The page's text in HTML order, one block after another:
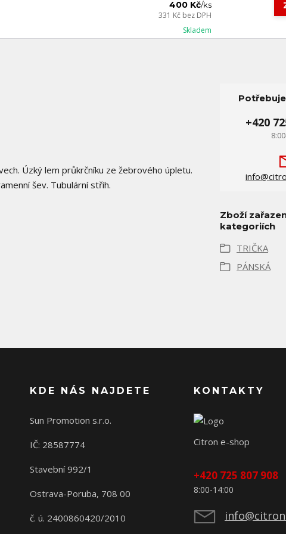
400 Kč/ks
331 Kč bez DPH
Skladem
Úzký lem průkrčníku ze žebrového úpletu.
šev. Tubulární střih.
+420
Zboží
kategoriích
TRIČKA
PÁNSKÁ
KDE NÁS NAJDETE
Sun Promotion s.r.o.
IČ: 28587774
Stavební 992/1
Ostrava-Poruba, 708 00
č. ú. 2400860420/2010
KONTAKTY
Citron e-shop
+420 725 807 908
8:00-14:00